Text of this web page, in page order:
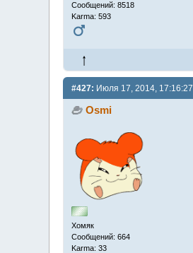
Сообщений: 8518
Karma: 593
#427: Июля 17, 2014, 17:16:27
Osmi
Хомяк
Сообщений: 664
Karma: 33